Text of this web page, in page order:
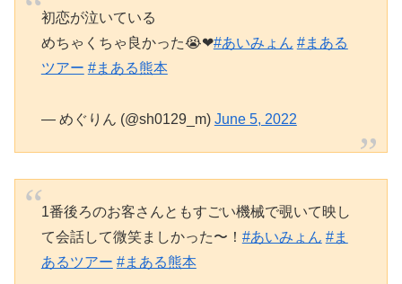
初恋が泣いている
めちゃくちゃ良かった😭❤#あいみょん #まある
ツアー #まある熊本
— めぐりん (@sh0129_m) June 5, 2022
1番後ろのお客さんともすごい機械で覗いて映し
て会話して微笑ましかった〜！ #あいみょん #ま
あるツアー #まある熊本